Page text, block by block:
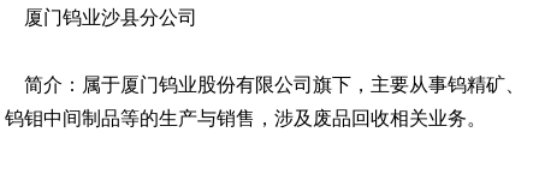
厦门钨业沙县分公司
简介：属于厦门钨业股份有限公司旗下，主要从事钨精矿、
钨钼中间制品等的生产与销售，涉及废品回收相关业务。